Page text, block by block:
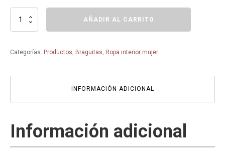
Culotte
-
AÑADIR AL CARRITO
Categorías: Productos, Braguitas, Ropa interior mujer
INFORMACIÓN ADICIONAL
Información adicional